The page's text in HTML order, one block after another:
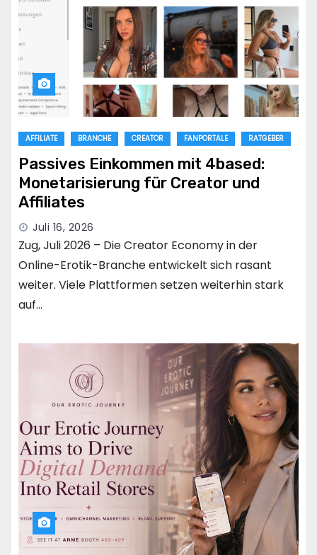
AFFILIATE BRANCHE CREATOR FANPORTALE RATGEBER
Passives Einkommen mit 4based:
Monetarisierung für Creator und
Affiliates
Juli 16, 2026
Zug, Juli 2026 – Die Creator Economy in der
Online-Erotik-Branche entwickelt sich rasant
weiter. Viele Plattformen setzen weiterhin stark
auf…